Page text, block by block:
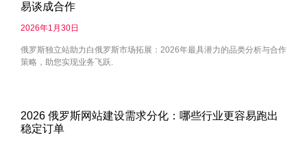
易谈成合作
2026年1月30日
俄罗斯独立站助力白俄罗斯市场拓展：2026年最具潜力的品类分析与合作
策略，助您实现业务飞跃.
2026 俄罗斯网站建设需求分化：哪些行业更容易跑出
稳定订单